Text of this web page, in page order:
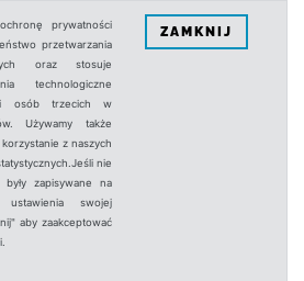
prywatności
przetwarzania
oraz stosuje
technologiczne
osób trzecich w
Używamy także
z naszych
nie
zapisywane na
swojej
aby zaakceptować
ZAMKNIJ